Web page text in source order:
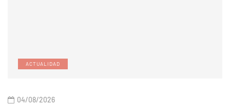
ACTUALIDAD
04/08/2026